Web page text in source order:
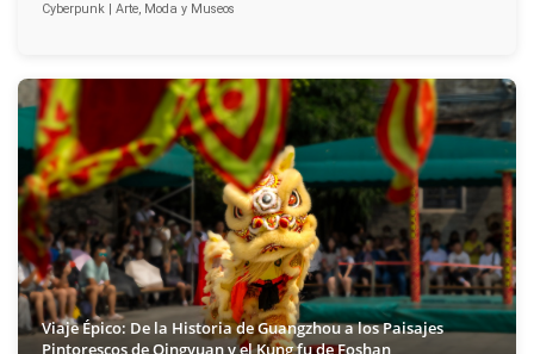
Cyberpunk | Arte, Moda y Museos
Viaje Épico: De la Historia de Guangzhou a los Paisajes
Pintorescos de Qingyuan y el Kung fu de Foshan